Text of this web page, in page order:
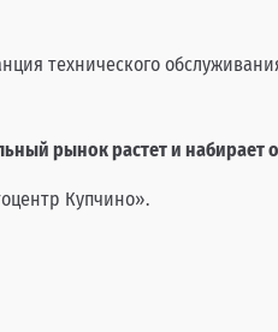
технического
рынок растет и набирает
Купчино».